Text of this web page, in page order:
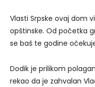
Vlasti Srpske ovaj dom
opštinske. Od početka
se baš te godine
Dodik je prilikom
rekao da je zahvalan